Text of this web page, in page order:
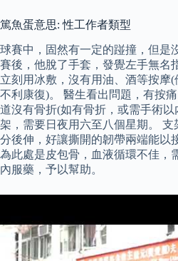
篤魚蛋意思: 性工作者類型
球賽中，固然有一定的踫撞，但是
賽後，他脫了手套，發覺左手無名
立刻用冰敷，沒有用油、酒等按摩(
不利康復)。 醫生看出問題，有按
道沒有骨折(如有骨折，或需手術
架，需要日夜用六至八個星期。
分後伸，好讓撕開的韌帶兩端能以
為此處是皮包骨，血液循環不佳，
內服藥，予以幫助。